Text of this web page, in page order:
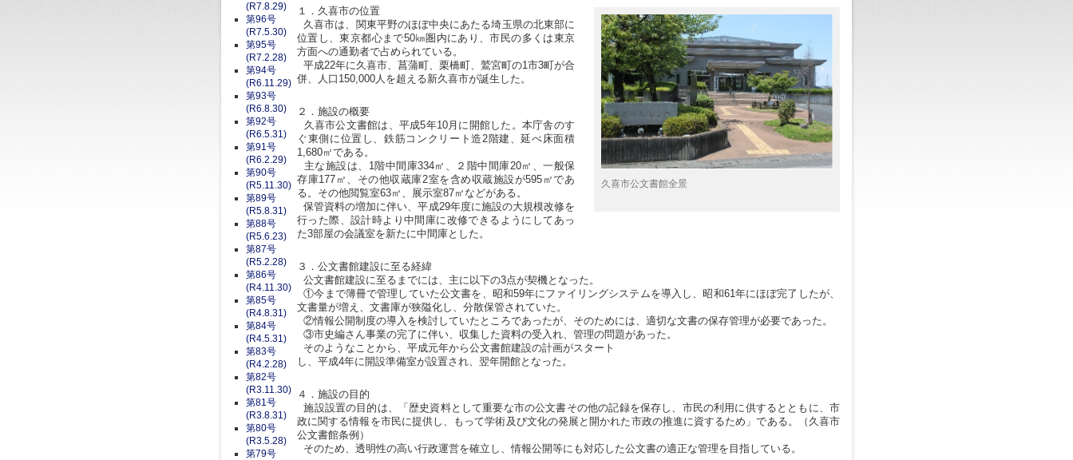
久喜市公文書館全景
１．久喜市の位置
久喜市は、関東平野のほぼ中央にあたる埼玉県の北東部に
位置し、東京都心まで50㎞圏内にあり、市民の多くは東京
方面への通勤者で占められている。
平成22年に久喜市、菖蒲町、栗橋町、鷲宮町の1市3町が合
併、人口150,000人を超える新久喜市が誕生した。
２．施設の概要
久喜市公文書館は、平成5年10月に開館した。本庁舎のす
ぐ東側に位置し、鉄筋コンクリート造2階建、延べ床面積
1,680㎡である。
主な施設は、1階中間庫334㎡、２階中間庫20㎡、一般保
存庫177㎡、その他収蔵庫2室を含め収蔵施設が595㎡であ
る。その他閲覧室63㎡、展示室87㎡などがある。
保管資料の増加に伴い、平成29年度に施設の大規模改修を
行った際、設計時より中間庫に改修できるようにしてあっ
た3部屋の会議室を新たに中間庫とした。
３．公文書館建設に至る経緯
公文書館建設に至るまでには、主に以下の3点が契機となった。
①今まで簿冊で管理していた公文書を、昭和59年にファイリングシステムを導入し、昭和61年にほぼ完了したが、
文書量が増え、文書庫が狭隘化し、分散保管されていた。
②情報公開制度の導入を検討していたところであったが、そのためには、適切な文書の保存管理が必要であった。
③市史編さん事業の完了に伴い、収集した資料の受入れ、管理の問題があった。
そのようなことから、平成元年から公文書館建設の計画がスタート
し、平成4年に開設準備室が設置され、翌年開館となった。
４．施設の目的
施設設置の目的は、「歴史資料として重要な市の公文書その他の記録を保存し、市民の利用に供するとともに、市
政に関する情報を市民に提供し、もって学術及び文化の発展と開かれた市政の推進に資するため」である。（久喜市
公文書館条例）
そのため、透明性の高い行政運営を確立し、情報公開等にも対応した公文書の適正な管理を目指している。
(R7.8.29)
第96号
(R7.5.30)
第95号
(R7.2.28)
第94号
(R6.11.29)
第93号
(R6.8.30)
第92号
(R6.5.31)
第91号
(R6.2.29)
第90号
(R5.11.30)
第89号
(R5.8.31)
第88号
(R5.6.23)
第87号
(R5.2.28)
第86号
(R4.11.30)
第85号
(R4.8.31)
第84号
(R4.5.31)
第83号
(R4.2.28)
第82号
(R3.11.30)
第81号
(R3.8.31)
第80号
(R3.5.28)
第79号